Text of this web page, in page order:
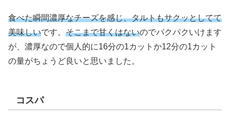
食べた瞬間濃厚なチーズを感じ、タルトもサクッとしてて
美味しいです。 そこまで甘くはないのでパクパクいけます
が、濃厚なので個人的に16分の1カットか12分の1カット
の量がちょうど良いと思いました。
コスパ